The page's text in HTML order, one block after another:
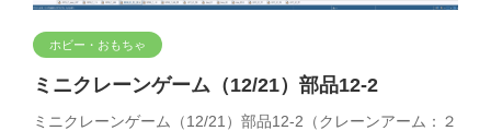
ホビー・おもちゃ
ミニクレーンゲーム（12/21）部品12-2
ミニクレーンゲーム（12/21）部品12-2（クレーンアーム：２